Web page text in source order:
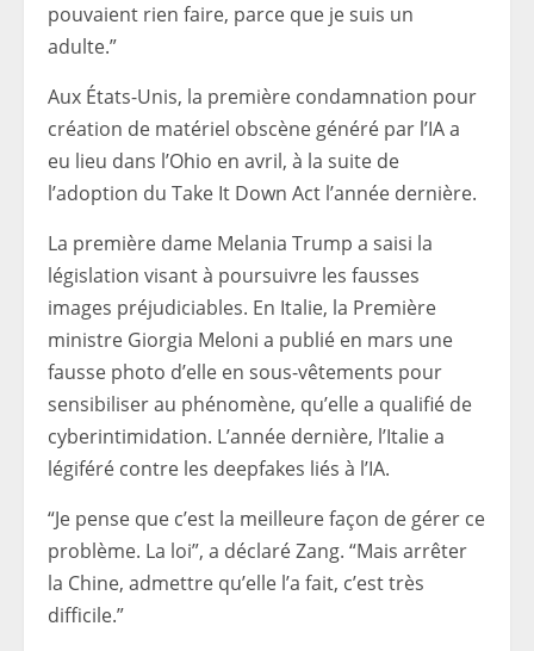
pouvaient rien faire, parce que je suis un
adulte.”
Aux États-Unis, la première condamnation pour
création de matériel obscène généré par l’IA a
eu lieu dans l’Ohio en avril, à la suite de
l’adoption du Take It Down Act l’année dernière.
La première dame Melania Trump a saisi la
législation visant à poursuivre les fausses
images préjudiciables. En Italie, la Première
ministre Giorgia Meloni a publié en mars une
fausse photo d’elle en sous-vêtements pour
sensibiliser au phénomène, qu’elle a qualifié de
cyberintimidation. L’année dernière, l’Italie a
légiféré contre les deepfakes liés à l’IA.
“Je pense que c’est la meilleure façon de gérer ce
problème. La loi”, a déclaré Zang. “Mais arrêter
la Chine, admettre qu’elle l’a fait, c’est très
difficile.”